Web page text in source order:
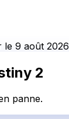
le 9 août 2026
2
panne.